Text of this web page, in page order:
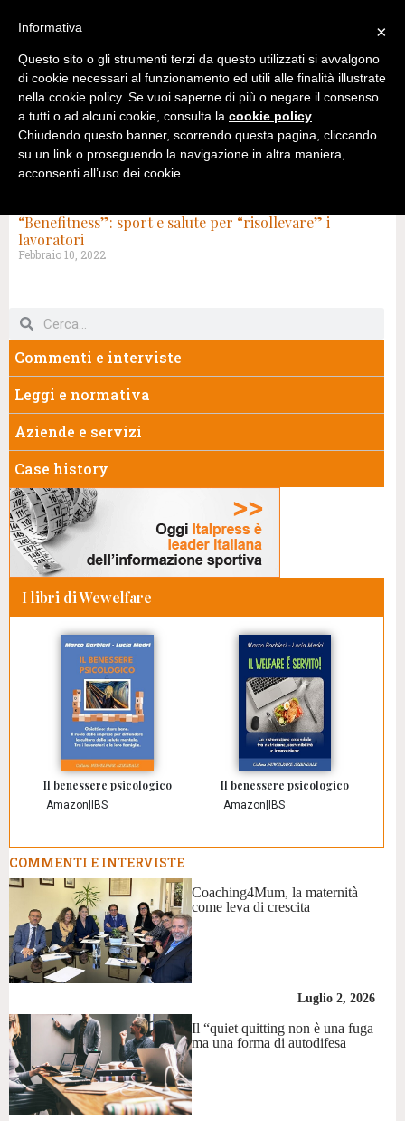
“Benefitness”: sport e salute per “risollevare” i
lavoratori
Febbraio 10, 2022
Commenti e interviste
Leggi e normativa
Aziende e servizi
Case history
I libri di Wewelfare
Il benessere psicologico
Amazon IBS
Il benessere psicologico
Amazon IBS
COMMENTI E INTERVISTE
Coaching4Mum, la maternità
come leva di crescita
Luglio 2, 2026
Il “quiet quitting non è una fuga
ma una forma di autodifesa
×
Informativa
Questo sito o gli strumenti terzi da questo utilizzati si avvalgono
di cookie necessari al funzionamento ed utili alle finalità illustrate
nella cookie policy. Se vuoi saperne di più o negare il consenso
a tutti o ad alcuni cookie, consulta la cookie policy.
Chiudendo questo banner, scorrendo questa pagina, cliccando
su un link o proseguendo la navigazione in altra maniera,
acconsenti all’uso dei cookie.